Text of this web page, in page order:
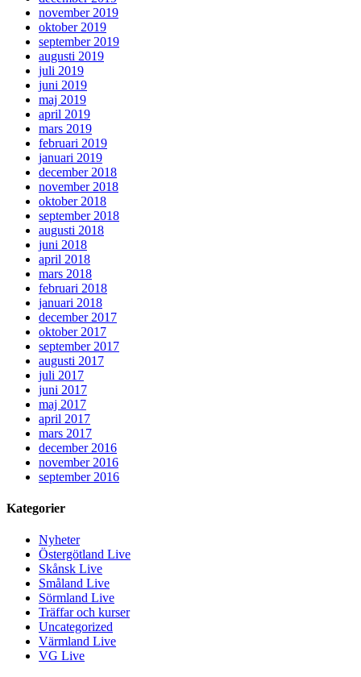
november 2019
oktober 2019
september 2019
augusti 2019
juli 2019
juni 2019
maj 2019
april 2019
mars 2019
februari 2019
januari 2019
december 2018
november 2018
oktober 2018
september 2018
augusti 2018
juni 2018
april 2018
mars 2018
februari 2018
januari 2018
december 2017
oktober 2017
september 2017
augusti 2017
juli 2017
juni 2017
maj 2017
april 2017
mars 2017
december 2016
november 2016
september 2016
Kategorier
Nyheter
Östergötland Live
Skånsk Live
Småland Live
Sörmland Live
Träffar och kurser
Uncategorized
Värmland Live
VG Live